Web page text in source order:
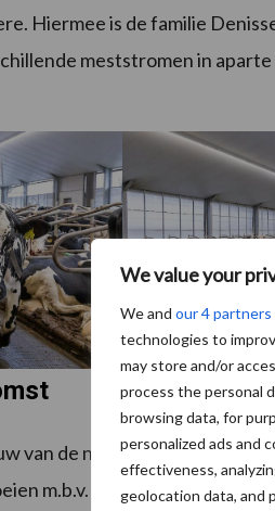
We value your
We and our 4 partners
technologies to
may store and/or
process the personal
browsing data, for
personalized ads and
effectiveness,
geolocation data, and
Hiermee is de familie
meststromen in
van de nieuwe stal waar de
m.b.v. drie Lely Astronaut